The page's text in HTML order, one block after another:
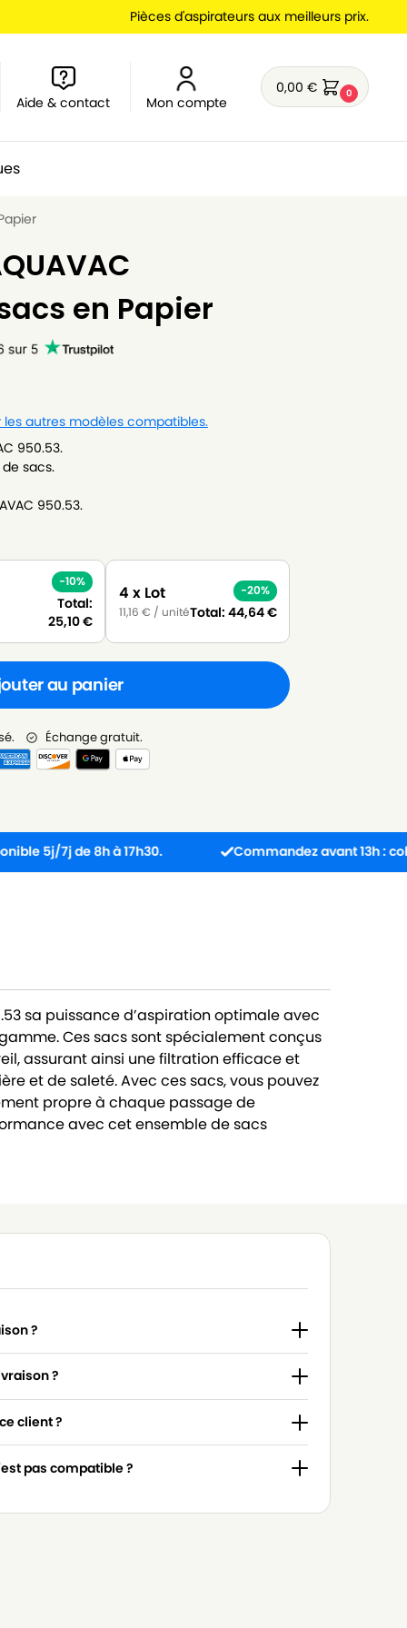
Pièces d'aspirateurs aux meilleurs prix.
Aide & contact Mon compte
0,00€ 0
en Papier
les autres modèles compatibles.
950.53.
sacs.
950.53.
-10%
Total:
25,10€
4 x Lot
11,16 € / unité
-20%
Total: 44,64€
au panier
Échange gratuit.
de 8h à 17h30. Commandez avant 13h : colis
sa puissance d’aspiration optimale avec
Ces sacs sont spécialement conçus
assurant ainsi une filtration efficace et
et de saleté. Avec ces sacs, vous pouvez
propre à chaque passage de
avec cet ensemble de sacs
?
?
client ?
pas compatible ?